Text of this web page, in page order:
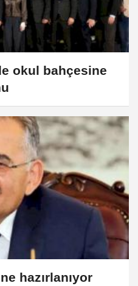
okul bahçesine
hazırlanıyor